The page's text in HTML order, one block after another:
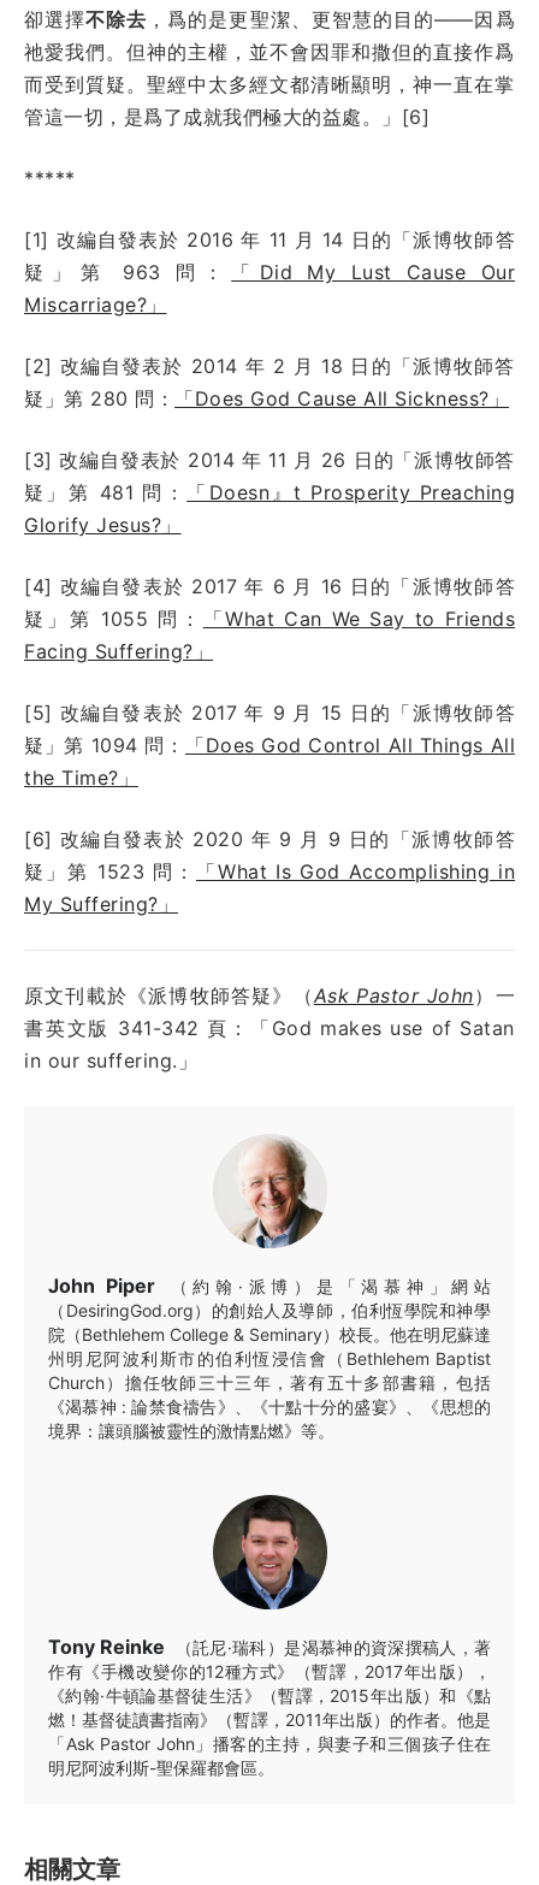
卻選擇不除去 ，爲的是更聖潔、更智慧的目的——因爲
祂愛我們。但神的主權，並不會因罪和撒但的直接作爲
而受到質疑。聖經中太多經文都清晰顯明，神一直在掌
管這一切，是爲了成就我們極大的益處。」[6]
*****
[1] 改編自發表於 2016 年 11 月 14 日 的「派博牧師答
疑」第 963 問：
「Did My Lust Cause Our
Miscarriage?」
[2] 改編自發表於 2014 年 2 月 18 日的「派博牧師答
疑」第 280 問：
「Does God Cause All Sickness?」
[3] 改編自發表於 2014 年 11 月 26 日的「派博牧師答
疑」第 481 問：
「Doesn』t Prosperity Preaching
Glorify Jesus?」
[4] 改編自發表於 2017 年 6 月 16 日的「派博牧師答
疑」第 1055 問：
「What Can We Say to Friends
Facing Suffering?」
[5] 改編自發表於 2017 年 9 月 15 日的「派博牧師答
疑」第 1094 問：
「Does God Control All Things All
the Time?」
[6] 改編自發表於 2020 年 9 月 9 日的「派博牧師答
疑」第 1523 問：
「What Is God Accomplishing in
My Suffering?」
原文刊載於《派博牧師答疑》（Ask Pastor John）一
書英文版 341-342 頁：「God makes use of Satan
in our suffering.」
John Piper
（約翰·派博）是「渴慕神」網站
（DesiringGod.org）的創始人及導師，伯利恆學院和神學
院（Bethlehem College & Seminary）校長。他在明尼蘇達
州明尼阿波利斯市的伯利恆浸信會（Bethlehem Baptist
Church）擔任牧師三十三年，著有五十多部書籍，包括
《渴慕神 : 論禁食禱告》、《十點十分的盛宴》、《思想的
境界：讓頭腦被靈性的激情點燃》等。
Tony Reinke
（託尼·瑞科）是渴慕神的資深撰稿人，著
作有《手機改變你的12種方式》（暫譯，2017年出版），
《約翰·牛頓論基督徒生活》（暫譯，2015年出版）和《點
燃！基督徒讀書指南》（暫譯，2011年出版）的作者。他是
「Ask Pastor John」播客的主持，與妻子和三個孩子住在
明尼阿波利斯-聖保羅都會區。
相關文章